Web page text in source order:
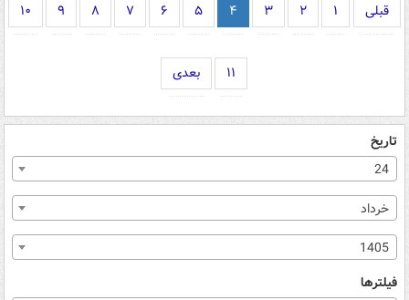
قبلی ۱ ۲ ۳ ۴ ۵ ۶ ۷ ۸ ۹ ۱۰
۱۱ بعدی
تاریخ
24
خرداد
1405
فیلترها